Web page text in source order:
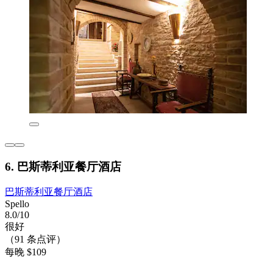
6. 巴斯蒂利亚餐厅酒店
巴斯蒂利亚餐厅酒店
Spello
8.0/10
很好
（91 条点评）
每晚 $109